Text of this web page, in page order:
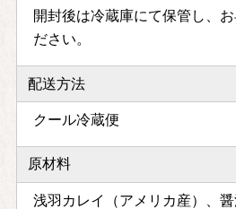
開封後は冷蔵庫にて保管し、
ださい。
配送方法
クール冷蔵便
原材料
浅羽カレイ（アメリカ産）、醤